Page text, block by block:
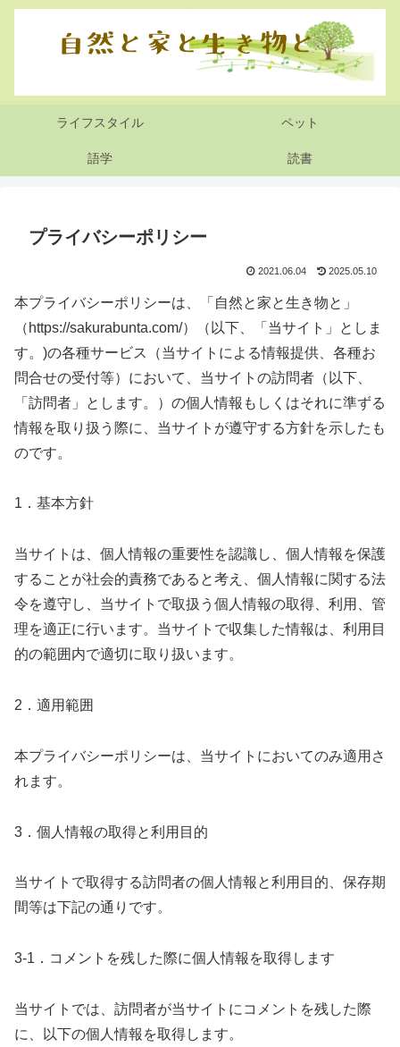
ライフスタイル ペット
語学 読書
プライバシーポリシー
2021.06.04 2025.05.10
本プライバシーポリシーは、「自然と家と生き物と」
（https://sakurabunta.com/）（以下、「当サイト」としま
す。)の各種サービス（当サイトによる情報提供、各種お
問合せの受付等）において、当サイトの訪問者（以下、
「訪問者」とします。）の個人情報もしくはそれに準ずる
情報を取り扱う際に、当サイトが遵守する方針を示したも
のです。
1．基本方針
当サイトは、個人情報の重要性を認識し、個人情報を保護
することが社会的責務であると考え、個人情報に関する法
令を遵守し、当サイトで取扱う個人情報の取得、利用、管
理を適正に行います。当サイトで収集した情報は、利用目
的の範囲内で適切に取り扱います。
2．適用範囲
本プライバシーポリシーは、当サイトにおいてのみ適用さ
れます。
3．個人情報の取得と利用目的
当サイトで取得する訪問者の個人情報と利用目的、保存期
間等は下記の通りです。
3-1．コメントを残した際に個人情報を取得します
当サイトでは、訪問者が当サイトにコメントを残した際
に、以下の個人情報を取得します。